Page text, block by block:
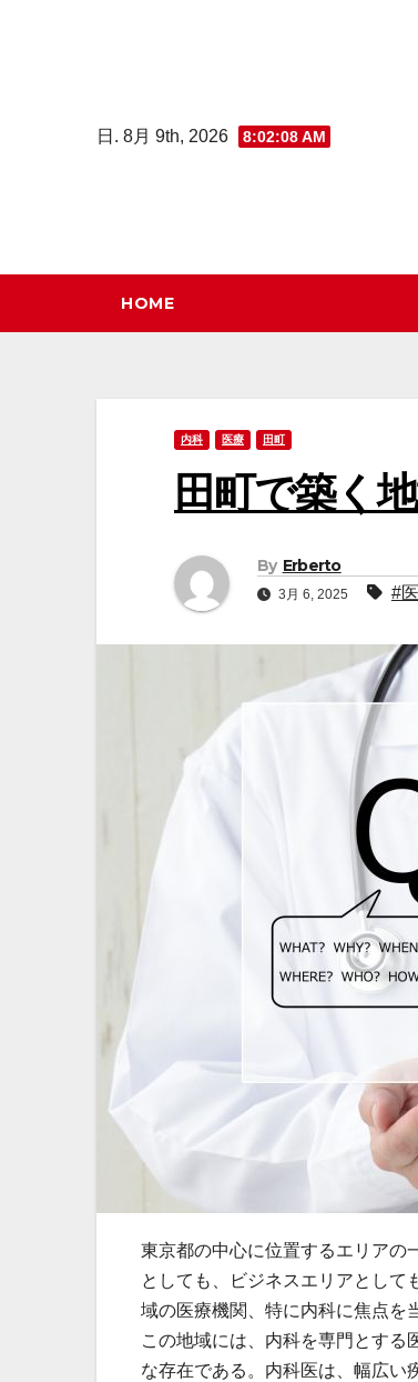
日. 8月 9th, 2026 8:02:09 AM
HOME
内科 医療 田町
田町で築く
By Erberto
3月 6, 2025 #
東京都の中心に位置するエリアの
としても、ビジネスエリアとして
域の医療機関、特に内科に焦点を
この地域には、内科を専門とする
な存在である。内科医は、幅広い